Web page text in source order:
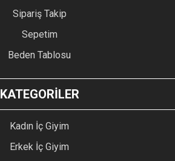
Sipariş Takip
Sepetim
Beden Tablosu
KATEGORİLER
Kadın İç Giyim
Erkek İç Giyim